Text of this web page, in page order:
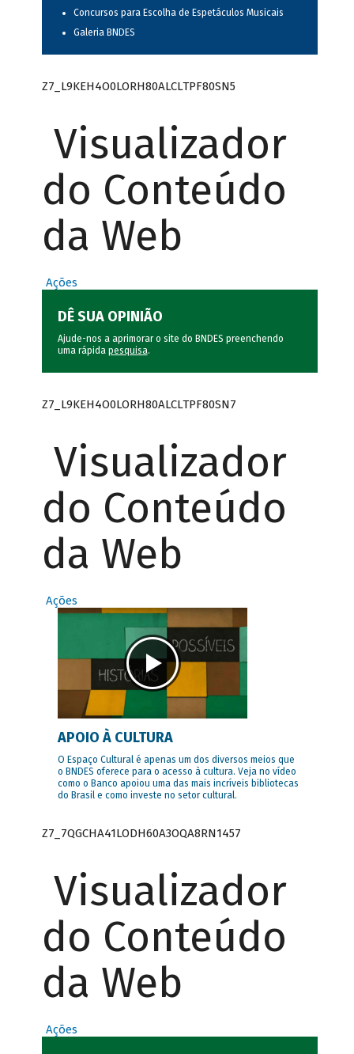
Concursos para Escolha de Espetáculos Musicais
Galeria BNDES
Z7_L9KEH4O0LORH80ALCLTPF80SN5
Visualizador
do Conteúdo
da Web
Ações
DÊ SUA OPINIÃO
Ajude-nos a aprimorar o site do BNDES preenchendo
uma rápida pesquisa.
Z7_L9KEH4O0LORH80ALCLTPF80SN7
Visualizador
do Conteúdo
da Web
Ações
APOIO À CULTURA
O Espaço Cultural é apenas um dos diversos meios que
o BNDES oferece para o acesso à cultura. Veja no vídeo
como o Banco apoiou uma das mais incríveis bibliotecas
do Brasil e como investe no setor cultural.
Z7_7QGCHA41LODH60A3OQA8RN1457
Visualizador
do Conteúdo
da Web
Ações